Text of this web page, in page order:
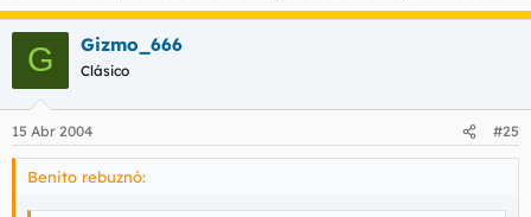
G Gizmo_666
Clásico
15 Abr 2004 #25
Benito rebuznó: